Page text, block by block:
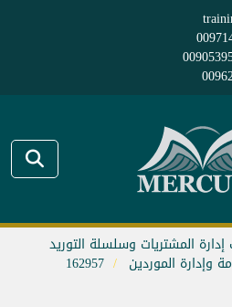
إدارة المشتريات وسلسلة التوريد
وإدارة الموردين 162957